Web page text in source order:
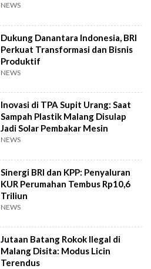
NEWS
Dukung Danantara Indonesia, BRI
Perkuat Transformasi dan Bisnis
Produktif
NEWS
Inovasi di TPA Supit Urang: Saat
Sampah Plastik Malang Disulap
Jadi Solar Pembakar Mesin
NEWS
Sinergi BRI dan KPP: Penyaluran
KUR Perumahan Tembus Rp10,6
Triliun
NEWS
Jutaan Batang Rokok Ilegal di
Malang Disita: Modus Licin
Terendus